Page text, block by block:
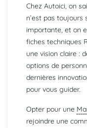
Chez Autoici, on
n’est pas toujours
importante, et on
fiches techniques
une vision claire :
options de
dernières
pour vous guider.
Opter pour une
rejoindre une